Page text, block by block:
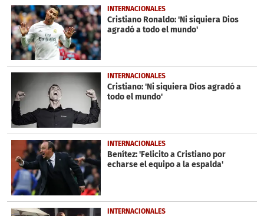
20
seconds
INTERNACIONALES
Cristiano Ronaldo: 'Ni siquiera Dios
agradó a todo el mundo'
INTERNACIONALES
Cristiano: 'Ni siquiera Dios agradó a
todo el mundo'
INTERNACIONALES
Benítez: 'Felicito a Cristiano por
echarse el equipo a la espalda'
INTERNACIONALES